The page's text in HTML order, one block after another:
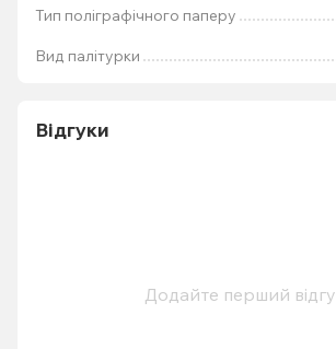
Тип поліграфічного паперу
Вид палітурки
Відгуки
Додайте перший